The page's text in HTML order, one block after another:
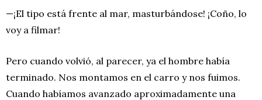
—¡El tipo está frente al mar, masturbándose! ¡Coño, lo
voy a filmar!
Pero cuando volvió, al parecer, ya el hombre había
terminado. Nos montamos en el carro y nos fuimos.
Cuando habíamos avanzado aproximadamente una